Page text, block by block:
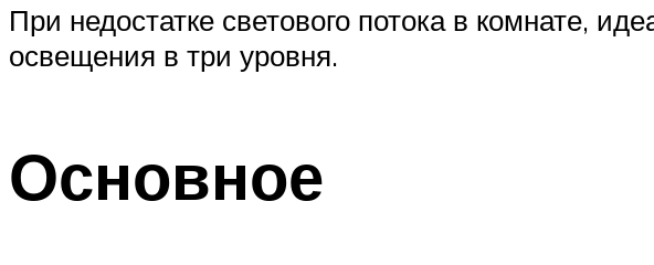
При недостатке светового потока в комнате,
освещения в три уровня.
Основное